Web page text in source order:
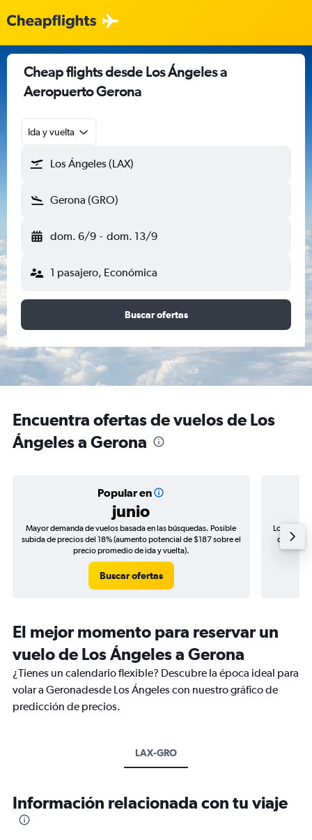
Cheap flights desde Los Ángeles a
Aeropuerto Gerona
Ida y vuelta
Los Ángeles (LAX)
Gerona (GRO)
dom. 6/9 - dom. 13/9
1 pasajero, Económica
Buscar ofertas
Encuentra ofertas de vuelos de Los
Ángeles a Gerona
Popular en
junio
Mayor demanda de vuelos basada en las búsquedas. Posible
subida de precios del 18% (aumento potencial de $187 sobre el
precio promedio de ida y vuelta).
Buscar ofertas
Los
de
El mejor momento para reservar un
vuelo de Los Ángeles a Gerona
¿Tienes un calendario flexible? Descubre la época ideal para
volar a Geronadesde Los Ángeles con nuestro gráfico de
predicción de precios.
LAX-GRO
Información relacionada con tu viaje